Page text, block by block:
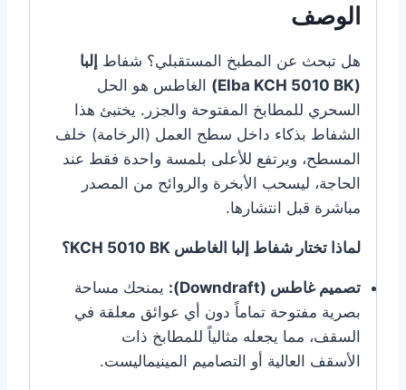
الوصف
هل تبحث عن المطبخ المستقبلي؟ شفاط إلبا
(Elba KCH 5010 BK)
الغاطس هو الحل
السحري للمطابخ المفتوحة والجزر. يختبئ هذا
الشفاط بذكاء داخل سطح العمل (الرخامة) خلف
المسطح، ويرتفع للأعلى بلمسة واحدة فقط عند
الحاجة، ليسحب الأبخرة والروائح من المصدر
مباشرة قبل انتشارها.
لماذا تختار شفاط إلبا الغاطس KCH 5010 BK؟
تصميم غاطس (Downdraft):
يمنحك مساحة
بصرية مفتوحة تماماً دون أي عوائق معلقة في
السقف، مما يجعله مثالياً للمطابخ ذات
الأسقف العالية أو التصاميم المينيماليست.